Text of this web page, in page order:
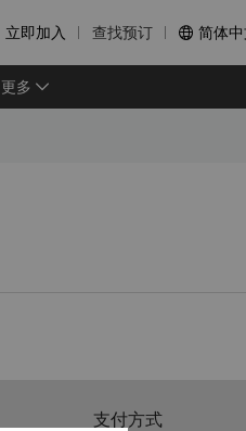
立即加入 查找预订  简体
更多
支付方式